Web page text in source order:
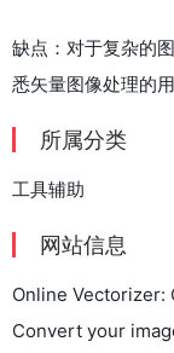
缺点：对于复杂的
悉矢量图像处理的
所属分类
工具辅助
网站信息
Online
Convert your